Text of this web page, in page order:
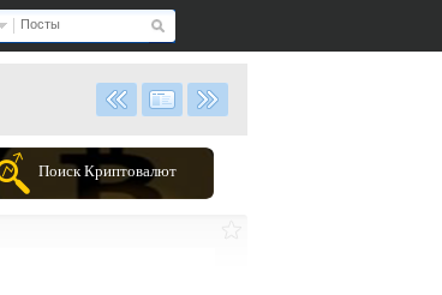
Посты
Поиск Криптовалют